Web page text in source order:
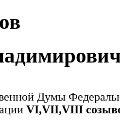
Думы
VI,VII,VIII